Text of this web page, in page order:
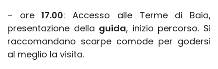
– ore17.00: Accesso alle Terme di Baia,
presentazione della guida, inizio percorso. Si
raccomandano scarpe comode per godersi
al meglio la visita.